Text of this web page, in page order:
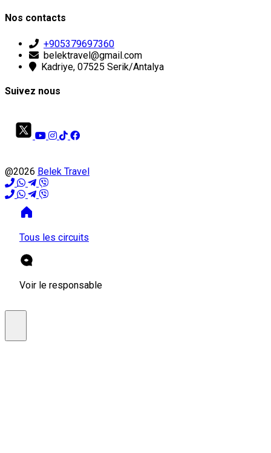
Nos contacts
+905379697360
belektravel@gmail.com
Kadriye, 07525 Serik/Antalya
Suivez nous
@2026 Belek Travel
Tous les circuits
Voir le responsable